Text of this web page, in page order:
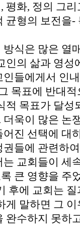
평화, 정의 그
균형의 보전을
식은 많은 열
인의 삶과 영
들에게서 인
목표에 반대
적 목표가 달
욱이 많은 논
진 선택에 대
들에 관련하
교회들이 세
큰 영향을 주
후에 교회는
게 말하면 그
완수하지 못하